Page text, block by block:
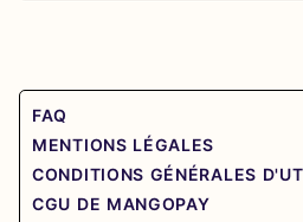
FAQ
MENTIONS LÉGALES
CONDITIONS GÉNÉRALES
CGU DE MANGOPAY